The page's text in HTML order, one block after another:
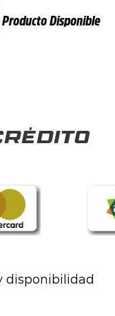
Disponible
disponibilidad